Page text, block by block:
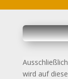
wird auf